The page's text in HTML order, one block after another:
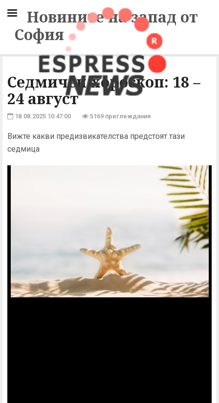
Новините на запад от
София
Седмичен хороскоп: 18 –
24 август
18.08.2025 10:47:00 5169 преглеждания
Вижте какви предизвикателства предстоят тази
седмица